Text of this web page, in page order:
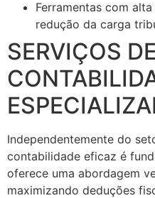
Ferramentas com
redução da carga
SERVIÇOS
Independentemente do
contabilidade eficaz é
oferece uma abordagem
maximizando deduções